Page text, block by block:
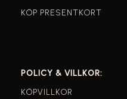
KÖP PRESENTKORT
POLICY & VILLKOR:
KÖPVILLKOR